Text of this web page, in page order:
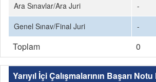
Ara Sınavlar/Ara Juri
-
Genel Sınav/Final Juri
-
Toplam 0
Yarıyıl İçi Çalışmalarının Başarı Notu